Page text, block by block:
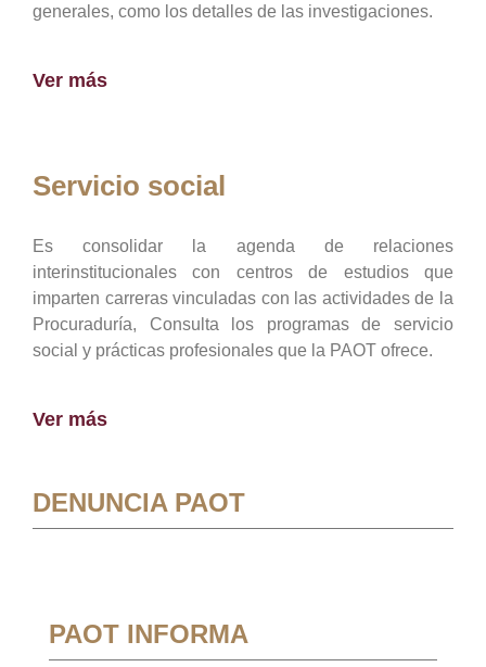
generales, como los detalles de las investigaciones.
Ver más
Servicio social
Es consolidar la agenda de relaciones
interinstitucionales con centros de estudios que
imparten carreras vinculadas con las actividades de la
Procuraduría, Consulta los programas de servicio
social y prácticas profesionales que la PAOT ofrece.
Ver más
DENUNCIA PAOT
PAOT INFORMA